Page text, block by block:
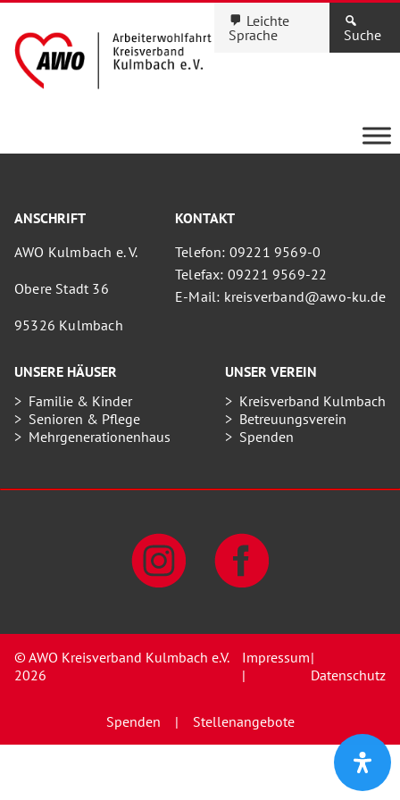
Leichte
Sprache
Suche
ANSCHRIFT
AWO Kulmbach e. V.
Obere Stadt 36
95326 Kulmbach
KONTAKT
Telefon: 09221 9569-0
Telefax: 09221 9569-22
E-Mail: kreisverband@awo-ku.de
UNSERE HÄUSER
Familie & Kinder
Senioren & Pflege
Mehrgenerationenhaus
UNSER VEREIN
Kreisverband Kulmbach
Betreuungsverein
Spenden
© AWO Kreisverband Kulmbach e.V.
2026
Impressum
|
|
Datenschutz
Spenden Stellenangebote